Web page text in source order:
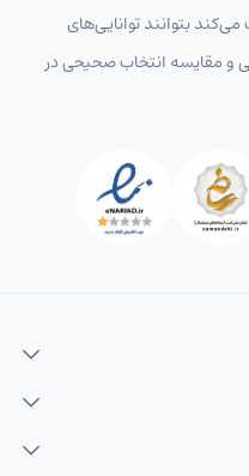
بتوانند توانایی‌های
و مقایسه انتخاب‌ صحیحی در